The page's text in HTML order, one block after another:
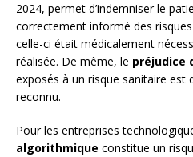
2024, permet d’indemniser le
correctement informé des
celle-ci était médicalement
réalisée. De même, le préjudice
exposés à un risque sanitaire est
reconnu.
Pour les entreprises
algorithmique constitue un